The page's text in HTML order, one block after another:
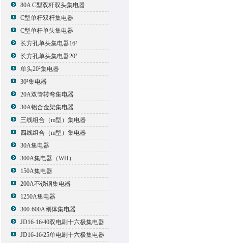
80A C型双杆双头集电器
C型单杆双杆集电器
C型单杆单头集电器
长方孔单头集电器16²
长方孔单头集电器20²
单头20²集电器
30²集电器
20A双管转弯集电器
30A铝合金架集电器
三线组合（m型）集电器
四线组合（m型）集电器
30A集电器
300A集电器（WH）
150A集电器
200A不锈钢集电器
1250A集电器
300-600A刚体集电器
JD16-16/40双电刷十六极集电器
JD16-16/25单电刷十六极集电器